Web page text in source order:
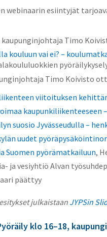
webinaarin esiintyjät
kaupunginjohtaja Timo
kouluun vai ei? –
Timo Koivisto
viitoituksen
kaupunkiliikenteeseen
suosio Jyvässeudulla –
uudet
Suomen pyörämatkailuun,
ja vesiyhtiö Alvan
päättyy
julkaistaan JYPSin
klo 16–18,